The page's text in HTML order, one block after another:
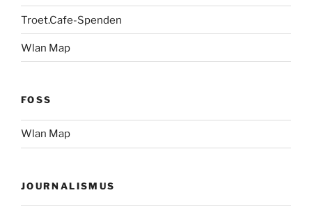
Troet.Cafe-Spenden
Wlan Map
FOSS
Wlan Map
JOURNALISMUS